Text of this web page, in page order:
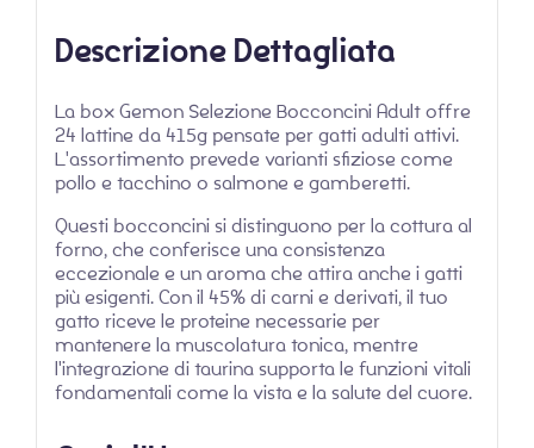
Descrizione Dettagliata
La box Gemon Selezione Bocconcini Adult offre
24 lattine da 415g pensate per gatti adulti attivi.
L'assortimento prevede varianti sfiziose come
pollo e tacchino o salmone e gamberetti.
Questi bocconcini si distinguono per la cottura al
forno, che conferisce una consistenza
eccezionale e un aroma che attira anche i gatti
più esigenti. Con il 45% di carni e derivati, il tuo
gatto riceve le proteine necessarie per
mantenere la muscolatura tonica, mentre
l'integrazione di taurina supporta le funzioni vitali
fondamentali come la vista e la salute del cuore.